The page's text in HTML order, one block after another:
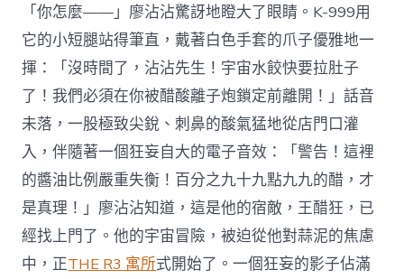
「你怎麼——」廖沾沾驚訝地瞪大了眼睛。K-999用
它的小短腿站得筆直，戴著白色手套的爪子優雅地一
揮：「沒時間了，沾沾先生！宇宙水餃快要拉肚子
了！我們必須在你被醋酸離子炮鎖定前離開！」話音
未落，一股極致尖銳、刺鼻的酸氣猛地從店門口灌
入，伴隨著一個狂妄自大的電子音效：「警告！這裡
的醬油比例嚴重失衡！百分之九十九點九九的醋，才
是真理！」廖沾沾知道，這是他的宿敵，王醋狂，已
經找上門了。他的宇宙冒險，被迫從他對蒜泥的焦慮
中，正THE R3 寓所式開始了。一個狂妄的影子佔滿